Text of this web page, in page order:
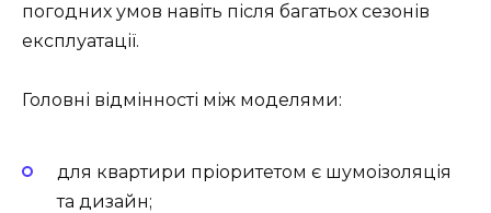
погодних умов навіть після багатьох сезонів
експлуатації.
Головні відмінності між моделями:
для квартири пріоритетом є шумоізоляція
та дизайн;